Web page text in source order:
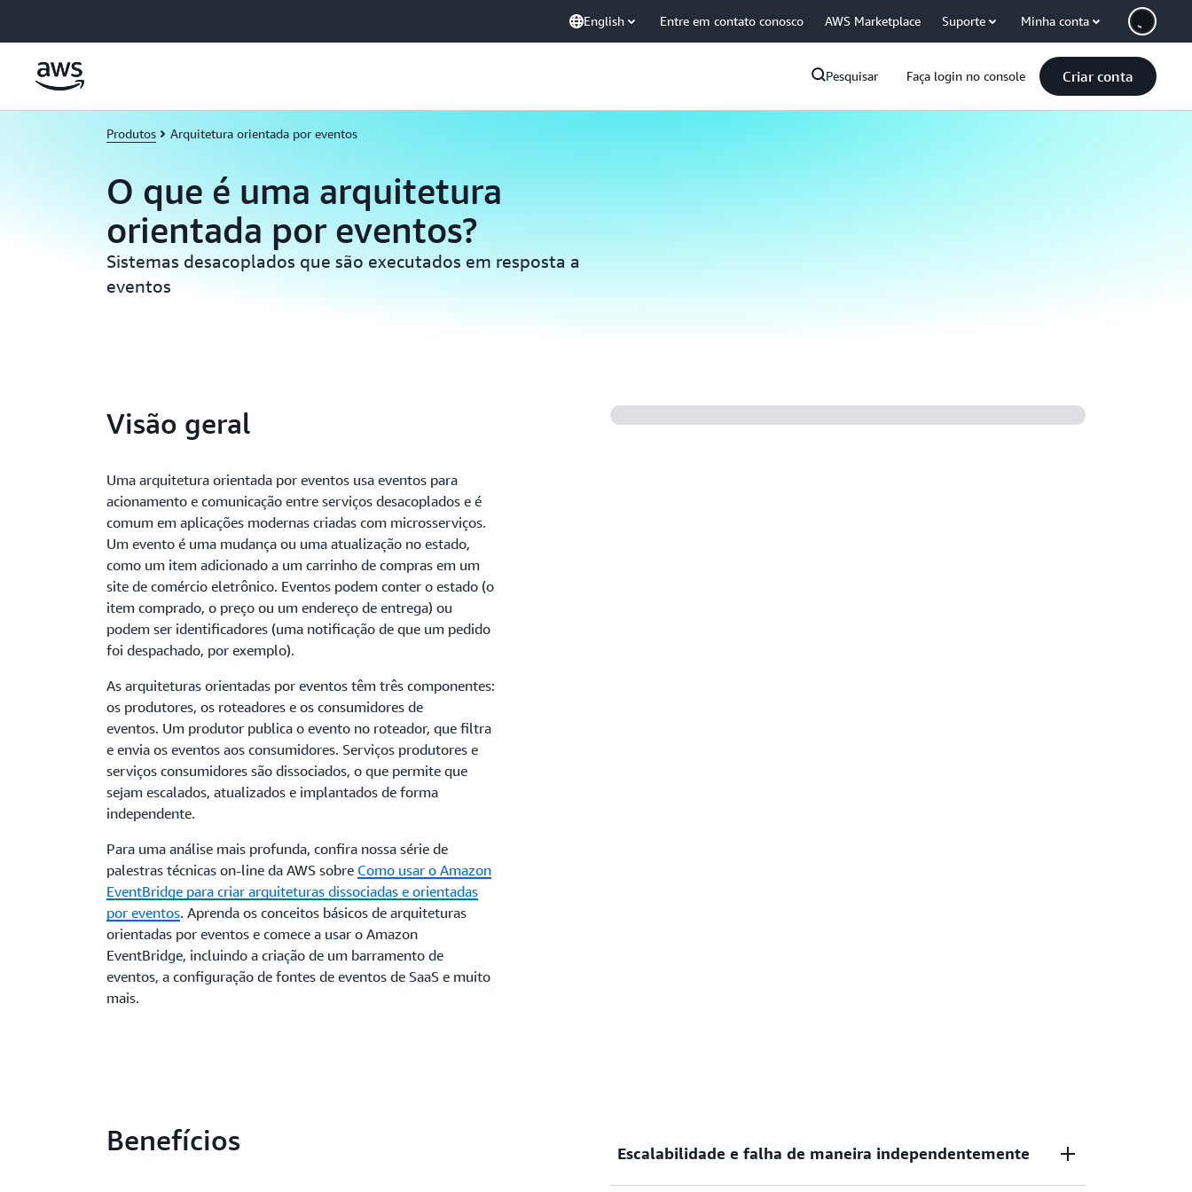
English Entre em contato conosco AWS Marketplace Suporte Minha conta
Pesquisar Faça login no console Criar conta
Produtos Arquitetura orientada por eventos
O que é uma arquitetura
orientada por eventos?
Sistemas desacoplados que são executados em resposta a
eventos
Visão geral
Uma arquitetura orientada por eventos usa eventos para
acionamento e comunicação entre serviços desacoplados e é
comum em aplicações modernas criadas com microsserviços.
Um evento é uma mudança ou uma atualização no estado,
como um item adicionado a um carrinho de compras em um
site de comércio eletrônico. Eventos podem conter o estado (o
item comprado, o preço ou um endereço de entrega) ou
podem ser identificadores (uma notificação de que um pedido
foi despachado, por exemplo).
As arquiteturas orientadas por eventos têm três componentes:
os produtores, os roteadores e os consumidores de
eventos. Um produtor publica o evento no roteador, que filtra
e envia os eventos aos consumidores. Serviços produtores e
serviços consumidores são dissociados, o que permite que
sejam escalados, atualizados e implantados de forma
independente.
Para uma análise mais profunda, confira nossa série de
palestras técnicas on-line da AWS sobre Como usar o Amazon
EventBridge para criar arquiteturas dissociadas e orientadas
por eventos. Aprenda os conceitos básicos de arquiteturas
orientadas por eventos e comece a usar o Amazon
EventBridge, incluindo a criação de um barramento de
eventos, a configuração de fontes de eventos de SaaS e muito
mais.
Benefícios Escalabilidade e falha de maneira independentemente